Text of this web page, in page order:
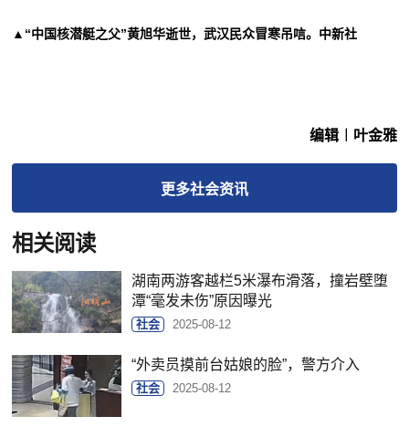
▲“中国核潜艇之父”黄旭华逝世，武汉民众冒寒吊唁。中新社
编辑︱叶金雅
更多社会资讯
相关阅读
湖南两游客越栏5米瀑布滑落，撞岩壁堕
潭“毫发未伤”原因曝光
社会 2025-08-12
“外卖员摸前台姑娘的脸”，警方介入
社会 2025-08-12